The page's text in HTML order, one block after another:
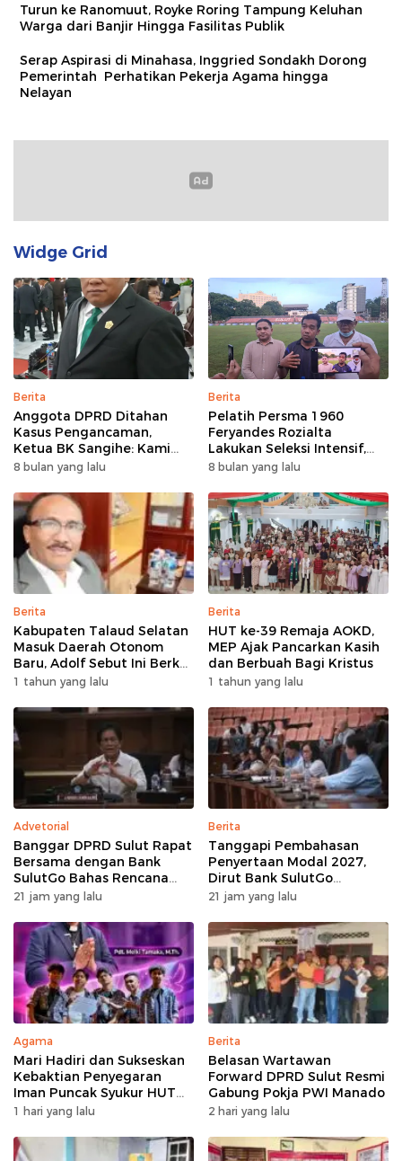
Turun ke Ranomuut, Royke Roring Tampung Keluhan
Warga dari Banjir Hingga Fasilitas Publik
Serap Aspirasi di Minahasa, Inggried Sondakh Dorong
Pemerintah Perhatikan Pekerja Agama hingga
Nelayan
Widge Grid
Berita
Anggota DPRD Ditahan
Kasus Pengancaman,
Ketua BK Sangihe: Kami
Prihatin, Tapi Hormati
8 bulan yang lalu
Berita
Pelatih Persma 1960
Feryandes Rozialta
Lakukan Seleksi Intensif,
Cari Pemain Cepat
8 bulan yang lalu
Berita
Kabupaten Talaud Selatan
Masuk Daerah Otonom
Baru, Adolf Sebut Ini Berkat
Dukungan Dari Berbagai
1 tahun yang lalu
Berita
HUT ke-39 Remaja AOKD,
MEP Ajak Pancarkan Kasih
dan Berbuah Bagi Kristus
1 tahun yang lalu
Advetorial
Banggar DPRD Sulut Rapat
Bersama dengan Bank
SulutGo Bahas Rencana
Penyertaan Modal Rp30
21 jam yang lalu
Berita
Tanggapi Pembahasan
Penyertaan Modal 2027,
Dirut Bank SulutGo
Jelaskan Pentingnya
21 jam yang lalu
Agama
Mari Hadiri dan Sukseskan
Kebaktian Penyegaran
Iman Puncak Syukur HUT
Ke-62 PKB GMIM AOKD
1 hari yang lalu
Berita
Belasan Wartawan
Forward DPRD Sulut Resmi
Gabung Pokja PWI Manado
2 hari yang lalu